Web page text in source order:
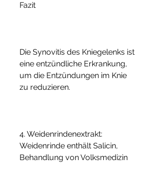
Fazit
Die Synovitis des Kniegelenks ist
eine entzündliche Erkrankung,
um die Entzündungen im Knie
zu reduzieren.
4. Weidenrindenextrakt:
Weidenrinde enthält Salicin,
Behandlung von Volksmedizin